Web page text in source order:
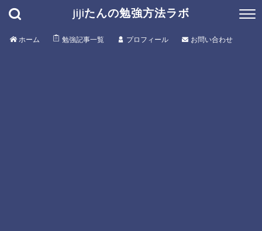
jijiたんの勉強方法ラボ
ホーム 勉強記事一覧 プロフィール お問い合わせ